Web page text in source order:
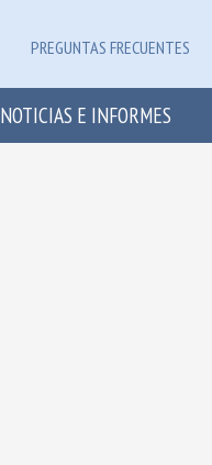
PREGUNTAS FRECUENTES
NOTICIAS E INFORMES